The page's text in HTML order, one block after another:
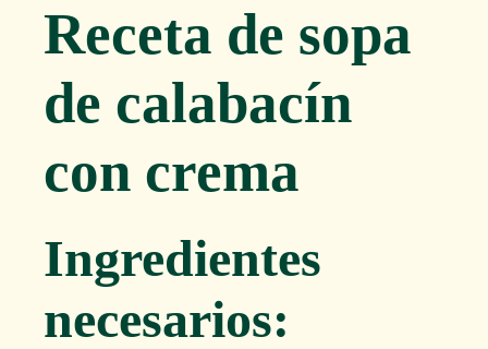
Receta de sopa
de calabacín
con crema
Ingredientes
necesarios: